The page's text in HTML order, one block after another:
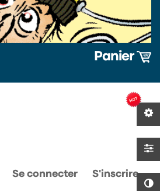
Panier
Se connecter S'inscrire